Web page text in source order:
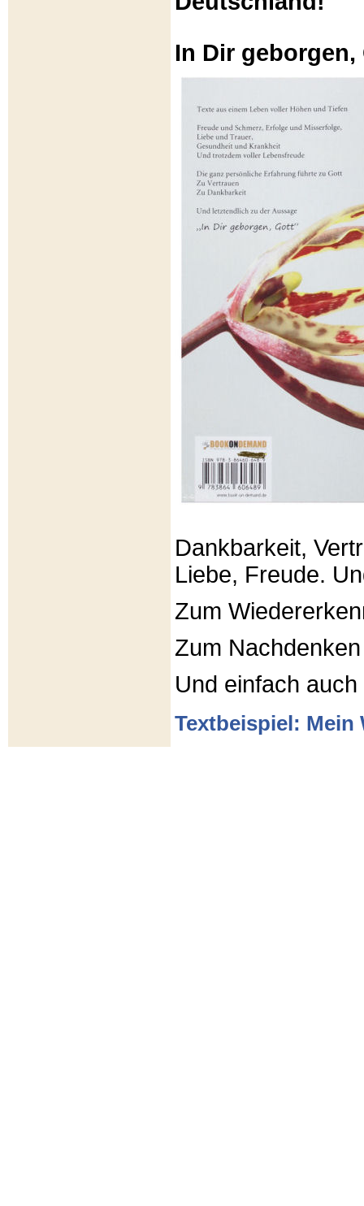
In Dir geborgen,
Dankbarkeit,
Liebe, Freude.
Zum
Zum Nachdenken
Und einfach
Textbeispiel: Mein